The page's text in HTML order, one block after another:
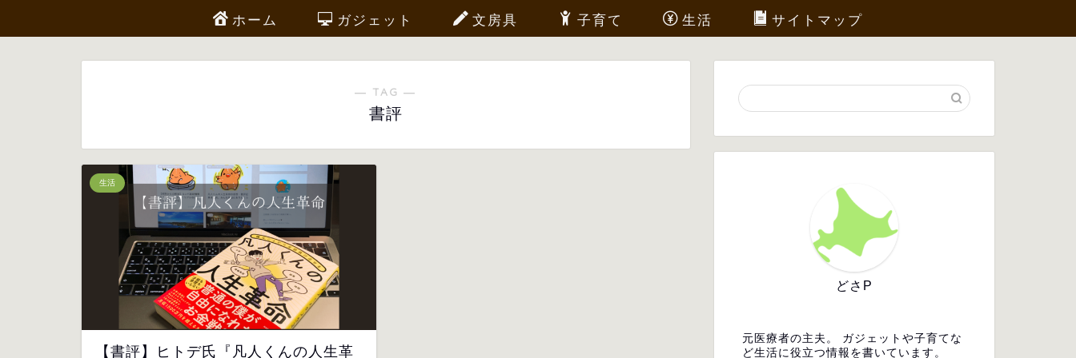
ホーム ガジェット 文房具 子育て 生活 サイトマップ
― TAG ―
書評
生活
【書評】ヒトデ氏『凡人くんの人生革
どさP
元医療者の主夫。 ガジェットや子育てな
ど生活に役立つ情報を書いています。